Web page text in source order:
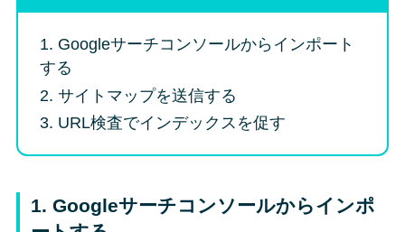
1. Googleサーチコンソールからインポート
する
2. サイトマップを送信する
3. URL検査でインデックスを促す
1. Googleサーチコンソールからインポ